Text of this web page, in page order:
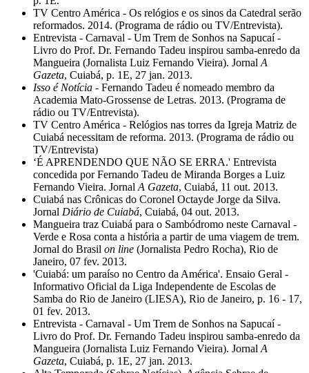
TV Centro América - Os relógios e os sinos da Catedral serão
reformados. 2014. (Programa de rádio ou TV/Entrevista).
Entrevista - Carnaval - Um Trem de Sonhos na Sapucaí -
Livro do Prof. Dr. Fernando Tadeu inspirou samba-enredo da
Mangueira (Jornalista Luiz Fernando Vieira). JornalA
Gazeta, Cuiabá, p. 1E, 27 jan. 2013.
Isso é Notícia - Fernando Tadeu é nomeado membro da
Academia Mato-Grossense de Letras. 2013. (Programa de
rádio ou TV/Entrevista).
TV Centro América - Relógios nas torres da Igreja Matriz de
Cuiabá necessitam de reforma. 2013. (Programa de rádio ou
TV/Entrevista)
‘É APRENDENDO QUE NÃO SE ERRA.' Entrevista
concedida por Fernando Tadeu de Miranda Borges a Luiz
Fernando Vieira. JornalA Gazeta, Cuiabá, 11 out. 2013.
Cuiabá nas Crônicas do Coronel Octayde Jorge da Silva.
Jornal Diário de Cuiabá, Cuiabá, 04 out. 2013.
Mangueira traz Cuiabá para o Sambódromo neste Carnaval -
Verde e Rosa conta a história a partir de uma viagem de trem.
Jornal do Brasil on line (Jornalista Pedro Rocha), Rio de
Janeiro, 07 fev. 2013.
'Cuiabá: um paraíso no Centro da América'. Ensaio Geral -
Informativo Oficial da Liga Independente de Escolas de
Samba do Rio de Janeiro (LIESA), Rio de Janeiro, p. 16 - 17,
01 fev. 2013.
Entrevista - Carnaval - Um Trem de Sonhos na Sapucaí -
Livro do Prof. Dr. Fernando Tadeu inspirou samba-enredo da
Mangueira (Jornalista Luiz Fernando Vieira). JornalA
Gazeta, Cuiabá, p. 1E, 27 jan. 2013.